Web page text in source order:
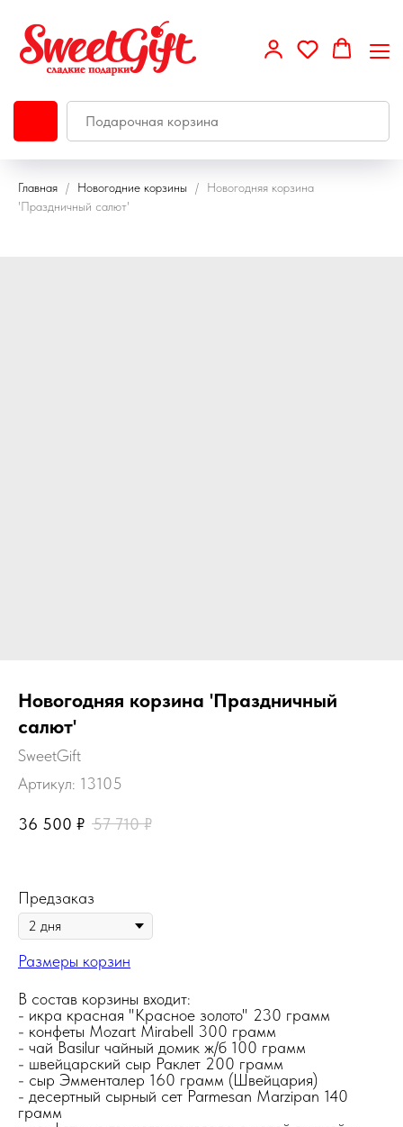
Главная Новогодние корзины
Новогодняя корзина
'Праздничный салют'
Новогодняя корзина 'Праздничный
салют'
SweetGift
Артикул: 13105
36 500 ₽ 57 710 ₽
Предзаказ
Размеры корзин
В состав корзины входит:
- икра красная "Красное золото" 230 грамм
- конфеты Mozart Mirabell 300 грамм
- чай Basilur чайный домик ж/б 100 грамм
- швейцарский сыр Раклет 200 грамм
- сыр Эмменталер 160 грамм (Швейцария)
- десертный сырный сет Parmesan Marzipan 140
грамм